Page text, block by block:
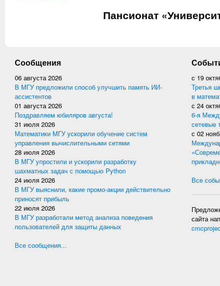
Пансионат
Сообщения
06 августа 2026
В МГУ предложили способ улучшить память ИИ-
ассистентов
01 августа 2026
Поздравляем юбиляров августа!
31 июля 2026
Математики МГУ ускорили обучение систем
управления вычислительными сетями
28 июля 2026
В МГУ упростили и ускорили разработку
шахматных задач с помощью Python
24 июля 2026
В МГУ выяснили, какие промо-акции действительно
приносят прибыль
22 июля 2026
В МГУ разработали метод анализа поведения
пользователей для защиты данных
Все сообщения...
с 19
Третья
в
с 24
6-я
сетевые
с 02
Все
сайта